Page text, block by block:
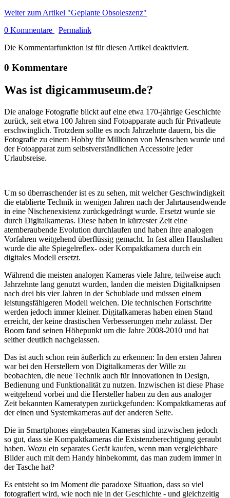
Weiter zum Artikel "Geplante Obsoleszenz"
0 Kommentare
Permalink
Die Kommentarfunktion ist für diesen Artikel deaktiviert.
0 Kommentare
Was ist digicammuseum.de?
Die analoge Fotografie blickt auf eine etwa 170-jährige Geschichte
zurück, seit etwa 100 Jahren sind Fotoapparate auch für Privatleute
erschwinglich. Trotzdem sollte es noch Jahrzehnte dauern, bis die
Fotografie zu einem Hobby für Millionen von Menschen wurde und
der Fotoapparat zum selbstverständlichen Accessoire jeder
Urlaubsreise.
Um so überraschender ist es zu sehen, mit welcher Geschwindigkeit
die etablierte Technik in wenigen Jahren nach der Jahrtausendwende
in eine Nischenexistenz zurückgedrängt wurde. Ersetzt wurde sie
durch Digitalkameras. Diese haben in kürzester Zeit eine
atemberaubende Evolution durchlaufen und haben ihre analogen
Vorfahren weitgehend überflüssig gemacht. In fast allen Haushalten
wurde die alte Spiegelreflex- oder Kompaktkamera durch ein
digitales Modell ersetzt.
Während die meisten analogen Kameras viele Jahre, teilweise auch
Jahrzehnte lang genutzt wurden, landen die meisten Digitalknipsen
nach drei bis vier Jahren in der Schublade und müssen einem
leistungsfähigeren Modell weichen. Die technischen Fortschritte
werden jedoch immer kleiner. Digitalkameras haben einen Stand
erreicht, der keine drastischen Verbesserungen mehr zulässt. Der
Boom fand seinen Höhepunkt um die Jahre 2008-2010 und hat
seither deutlich nachgelassen.
Das ist auch schon rein äußerlich zu erkennen: In den ersten Jahren
war bei den Herstellern von Digitalkameras der Wille zu
beobachten, die neue Technik auch für Innovationen in Design,
Bedienung und Funktionalität zu nutzen. Inzwischen ist diese Phase
weitgehend vorbei und die Hersteller haben zu den aus analoger
Zeit bekannten Kameratypen zurückgefunden: Kompaktkameras auf
der einen und Systemkameras auf der anderen Seite.
Die in Smartphones eingebauten Kameras sind inzwischen jedoch
so gut, dass sie Kompaktkameras die Existenzberechtigung geraubt
haben. Wozu ein separates Gerät kaufen, wenn man vergleichbare
Bilder auch mit dem Handy hinbekommt, das man zudem immer in
der Tasche hat?
Es entsteht so im Moment die paradoxe Situation, dass so viel
fotografiert wird, wie noch nie in der Geschichte - und gleichzeitig